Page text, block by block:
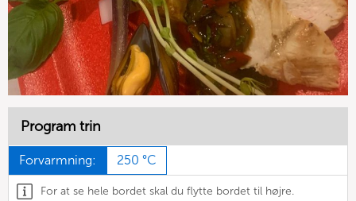
Program trin
Forvarmning: 250 °C
For at se hele bordet skal du flytte bordet til højre.